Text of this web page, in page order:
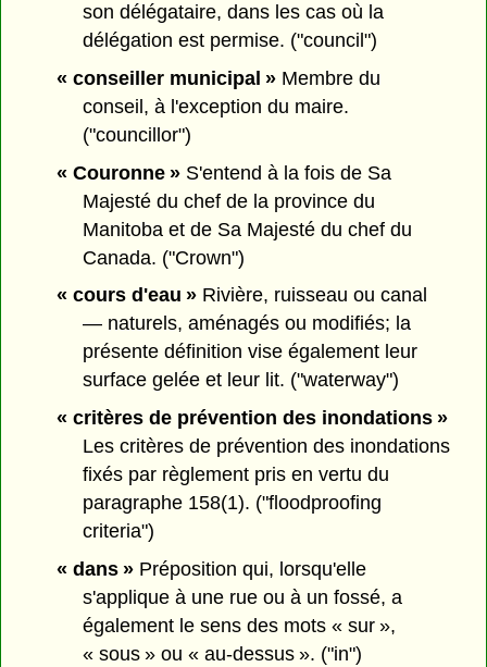
son délégataire, dans les cas où la
délégation est permise. ("council")
« conseiller municipal »Membre du
conseil, à l'exception du maire.
("councillor")
« Couronne »S'entend à la fois de Sa
Majesté du chef de la province du
Manitoba et de Sa Majesté du chef du
Canada. ("Crown")
« cours d'eau »Rivière, ruisseau ou canal
— naturels, aménagés ou modifiés; la
présente définition vise également leur
surface gelée et leur lit. ("waterway")
« critères de prévention des inondations »
Les critères de prévention des inondations
fixés par règlement pris en vertu du
paragraphe 158(1). ("floodproofing
criteria")
« dans »Préposition qui, lorsqu'elle
s'applique à une rue ou à un fossé, a
également le sens des mots « sur »,
« sous » ou « au-dessus ». ("in")